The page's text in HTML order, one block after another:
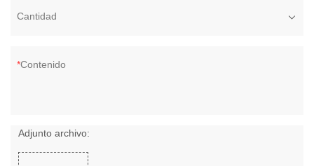
Cantidad
Contenido
Adjunto archivo: